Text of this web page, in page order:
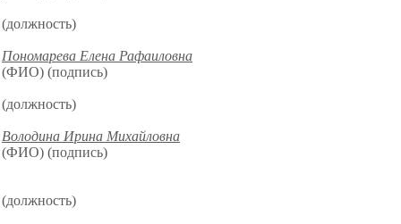
(должность)
Пономарева Елена Рафаиловна
(ФИО) (подпись)
(должность)
Володина Ирина Михайловна
(ФИО) (подпись)
(должность)